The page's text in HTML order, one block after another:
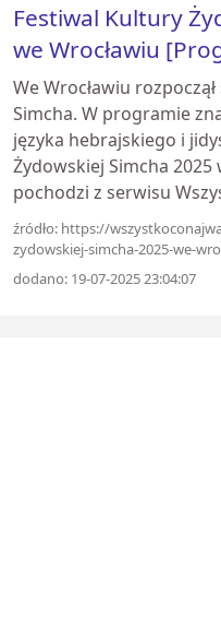
Festiwal Kultury
we Wrocławiu
We Wrocławiu
Simcha. W programie
języka hebrajskiego i
Żydowskiej Simcha
pochodzi z serwisu
źródło: https://
zydowskiej-simcha-2025-we-
dodano: 19-07-2025 23:04:07